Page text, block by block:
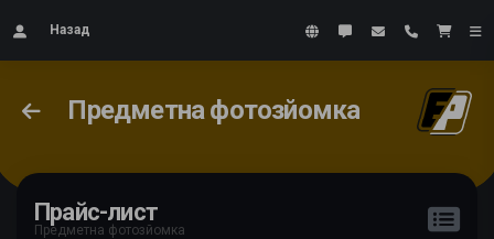
Назад
Предметна фотозйомка
Прайс-лист
Предметна фотозйомка